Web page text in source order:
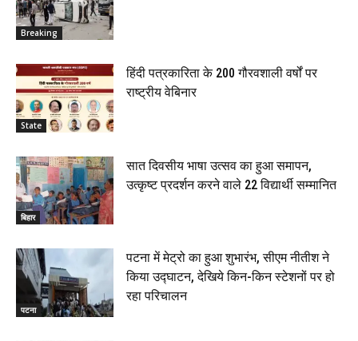
Breaking
State
हिंदी पत्रकारिता के 200 गौरवशाली वर्षों पर
राष्ट्रीय वेबिनार
बिहार
सात दिवसीय भाषा उत्सव का हुआ समापन,
उत्कृष्ट प्रदर्शन करने वाले 22 विद्यार्थी सम्मानित
पटना
पटना में मेट्रो का हुआ शुभारंभ, सीएम नीतीश ने
किया उद्घाटन, देखिये किन-किन स्टेशनों पर हो
रहा परिचालन